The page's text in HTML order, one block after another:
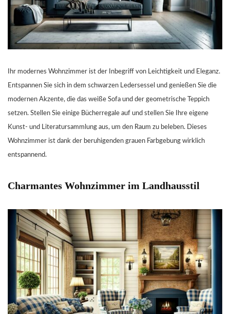
Ihr modernes Wohnzimmer ist der Inbegriff von Leichtigkeit und Eleganz.
Entspannen Sie sich in dem schwarzen Ledersessel und genießen Sie die
modernen Akzente, die das weiße Sofa und der geometrische Teppich
setzen. Stellen Sie einige Bücherregale auf und stellen Sie Ihre eigene
Kunst- und Literatursammlung aus, um den Raum zu beleben. Dieses
Wohnzimmer ist dank der beruhigenden grauen Farbgebung wirklich
entspannend.
Charmantes Wohnzimmer im Landhausstil